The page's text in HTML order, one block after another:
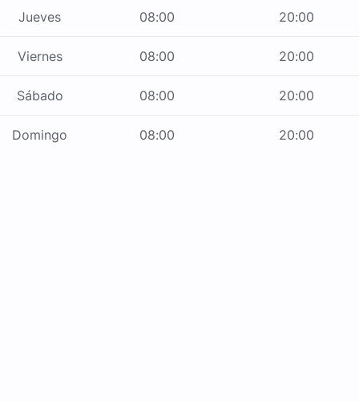
Jueves 08:00 20:00
Viernes 08:00 20:00
Sábado 08:00 20:00
Domingo 08:00 20:00